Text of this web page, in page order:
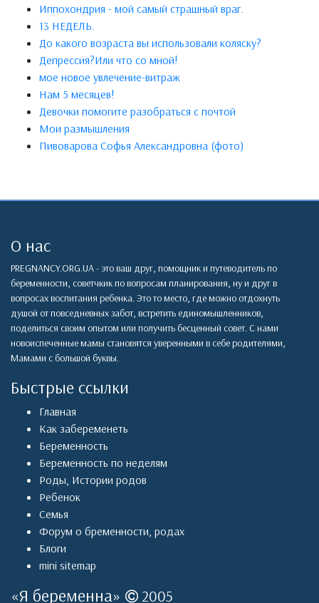
Иппохондрия - мой самый страшный враг.
13 НЕДЕЛЬ.
До какого возраста вы использовали коляску?
Депрессия?Или что со мной!
мое новое увлечение-витраж
Нам 5 месяцев!
Девочки помогите разобраться с почтой
Мои размышления
Пивоварова Софья Александровна (фото)
О нас
PREGNANCY.ORG.UA - это ваш друг, помощник и путеводитель по
беременности, советчкик по вопросам планирования, ну и друг в
вопросах воспитания ребенка. Это то место, где можно отдохнуть
душой от повседневных забот, встретить единомышленников,
поделиться своим опытом или получить бесценный совет. С нами
новоиспеченные мамы становятся уверенными в себе родителями,
Мамами с большой буквы.
Быстрые ссылки
Главная
Как забеременеть
Беременность
Беременность по неделям
Роды, Истории родов
Ребенок
Семья
Форум о бременности, родах
Блоги
mini sitemap
«Я беременна» 2005